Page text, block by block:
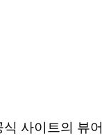
사이트의 뷰어